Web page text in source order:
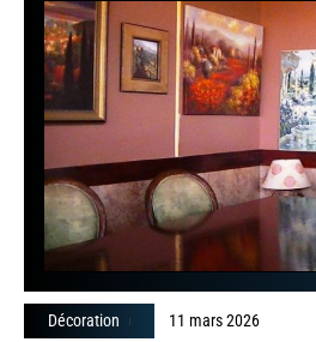
Décoration 11 mars 2026